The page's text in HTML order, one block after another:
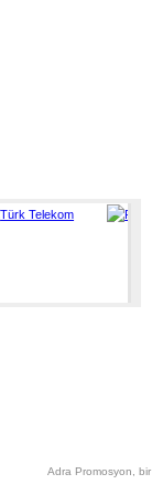
Adra Promosyon, bir